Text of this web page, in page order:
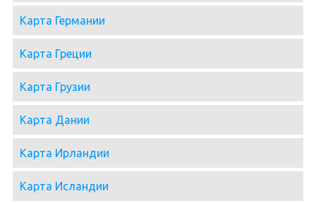
Карта Германии
Карта Греции
Карта Грузии
Карта Дании
Карта Ирландии
Карта Исландии